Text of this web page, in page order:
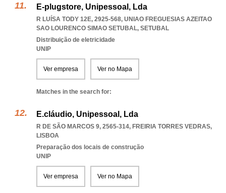
E-plugstore, Unipessoal, Lda
R LUÍSA TODY 12E, 2925-568, UNIAO FREGUESIAS AZEITAO
SAO LOURENCO SIMAO SETUBAL, SETUBAL
Distribuição de eletricidade
UNIP
Ver empresa Ver no Mapa
Matches in the search for:
E.cláudio, Unipessoal, Lda
R DE SÃO MARCOS 9, 2565-314, FREIRIA TORRES VEDRAS,
LISBOA
Preparação dos locais de construção
UNIP
Ver empresa Ver no Mapa